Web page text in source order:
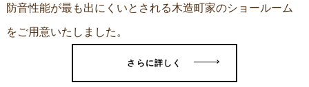
防音性能が最も出にくいとされる木造町家のショールーム
をご用意いたしました。
さらに詳しく